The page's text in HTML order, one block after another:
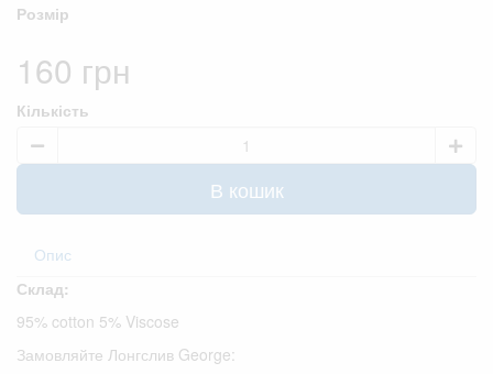
Розмір
160 грн
Кількість
В кошик
Опис
Склад:
95% cotton 5% Viscose
Замовляйте Лонгслив George: